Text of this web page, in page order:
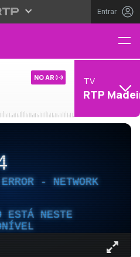
Entrar
NO AR TV
RTP
- NETWORK
ESTÁ NESTE